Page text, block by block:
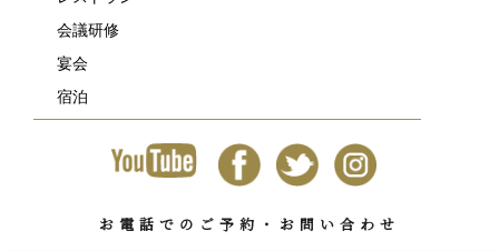
会議研修
宴会
宿泊
お電話でのご予約・お問い合わせ